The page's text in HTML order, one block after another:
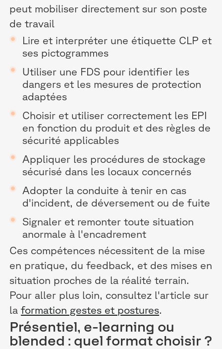
peut mobiliser directement sur son poste
de travail
Lire et interpréter une étiquette CLP et
ses pictogrammes
Utiliser une FDS pour identifier les
dangers et les mesures de protection
adaptées
Choisir et utiliser correctement les EPI
en fonction du produit et des règles de
sécurité applicables
Appliquer les procédures de stockage
sécurisé dans les locaux concernés
Adopter la conduite à tenir en cas
d'incident, de déversement ou de fuite
Signaler et remonter toute situation
anormale à l'encadrement
Ces compétences nécessitent de la mise
en pratique, du feedback, et des mises en
situation proches de la réalité terrain.
Pour aller plus loin, consultez l'article sur
laformation gestes et postures.
Présentiel, e-learning ou
blended : quel format choisir ?